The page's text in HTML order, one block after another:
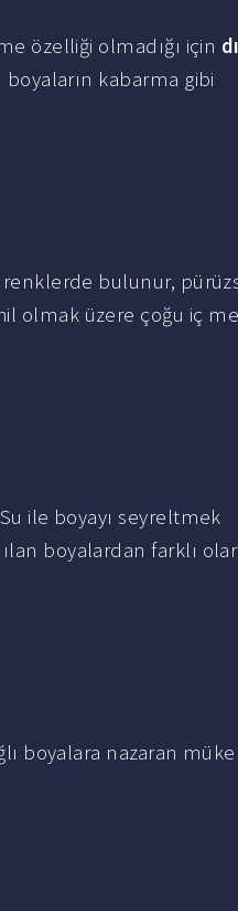
özelliği olmadığı için
kabarma gibi
bulunur,
olmak üzere çoğu iç
ile boyayı seyreltmek
boyalardan farklı
boyalara nazaran